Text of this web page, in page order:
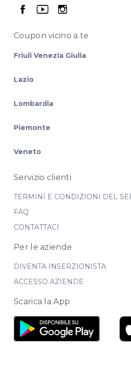
seguici su
seguici su
seguici su
Coupon vicinoa te
Friuli Venezia Giulia
Lazio
Lombardia
Piemonte
Veneto
Servizio clienti
TERMINI E CONDIZIONI DEL
FAQ
CONTATTACI
Per le aziende
DIVENTA INSERZIONISTA
ACCESSO AZIENDE
Scarica la App